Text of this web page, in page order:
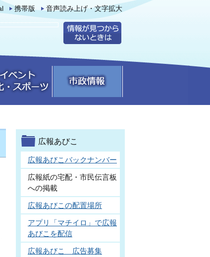
携帯版 音声読み上げ・文字拡大
広報あびこ
広報あびこバックナンバー
広報紙の宅配・市民伝言板
への掲載
広報あびこの配置場所
アプリ「マチイロ」で広報
あびこを配信
広報あびこ 広告募集